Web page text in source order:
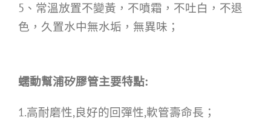
5、常溫放置不變黃，不噴霜，不吐白，不退
色，久置水中無水垢，無異味；
蠕動幫浦矽膠管主要特點:
1.高耐磨性,良好的回彈性,軟管壽命長；